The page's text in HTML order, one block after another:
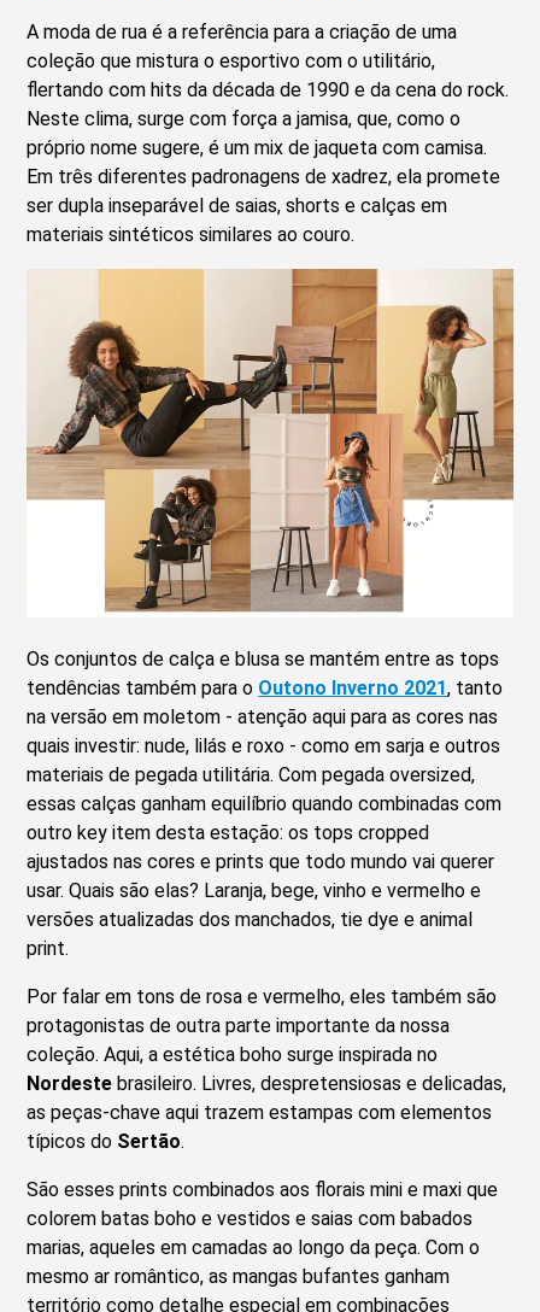
A moda de rua é a referência para a criação de uma
coleção que mistura o esportivo com o utilitário,
flertando com hits da década de 1990 e da cena do rock.
Neste clima, surge com força a jamisa, que, como o
próprio nome sugere, é um mix de jaqueta com camisa.
Em três diferentes padronagens de xadrez, ela promete
ser dupla inseparável de saias, shorts e calças em
materiais sintéticos similares ao couro.
Os conjuntos de calça e blusa se mantém entre as tops
tendências também para o Outono Inverno 2021, tanto
na versão em moletom - atenção aqui para as cores nas
quais investir: nude, lilás e roxo - como em sarja e outros
materiais de pegada utilitária. Com pegada oversized,
essas calças ganham equilíbrio quando combinadas com
outro key item desta estação: os tops cropped
ajustados nas cores e prints que todo mundo vai querer
usar. Quais são elas? Laranja, bege, vinho e vermelho e
versões atualizadas dos manchados, tie dye e animal
print.
Por falar em tons de rosa e vermelho, eles também são
protagonistas de outra parte importante da nossa
coleção. Aqui, a estética boho surge inspirada no
Nordeste brasileiro. Livres, despretensiosas e delicadas,
as peças-chave aqui trazem estampas com elementos
típicos do Sertão.
São esses prints combinados aos florais mini e maxi que
colorem batas boho e vestidos e saias com babados
marias, aqueles em camadas ao longo da peça. Com o
mesmo ar romântico, as mangas bufantes ganham
território como detalhe especial em combinações